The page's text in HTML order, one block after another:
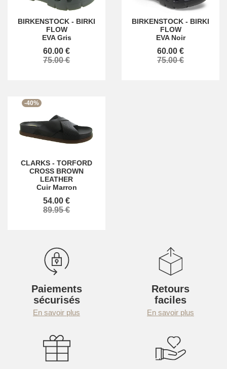
BIRKENSTOCK - BIRKI
FLOW
EVA Gris
60.00 €
75.00 €
BIRKENSTOCK - BIRKI
FLOW
EVA Noir
60.00 €
75.00 €
-40%
CLARKS - TORFORD
CROSS BROWN
LEATHER
Cuir Marron
54.00 €
89.95 €
Paiements
sécurisés
En savoir plus
Retours
faciles
En savoir plus